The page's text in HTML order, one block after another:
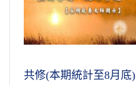
共修(本期統計至8月底)